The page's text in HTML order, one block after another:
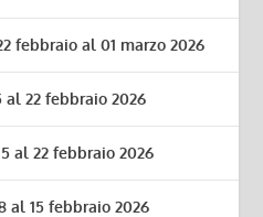
febbraio al 01 marzo 2026
22 febbraio 2026
al 22 febbraio 2026
al 15 febbraio 2026